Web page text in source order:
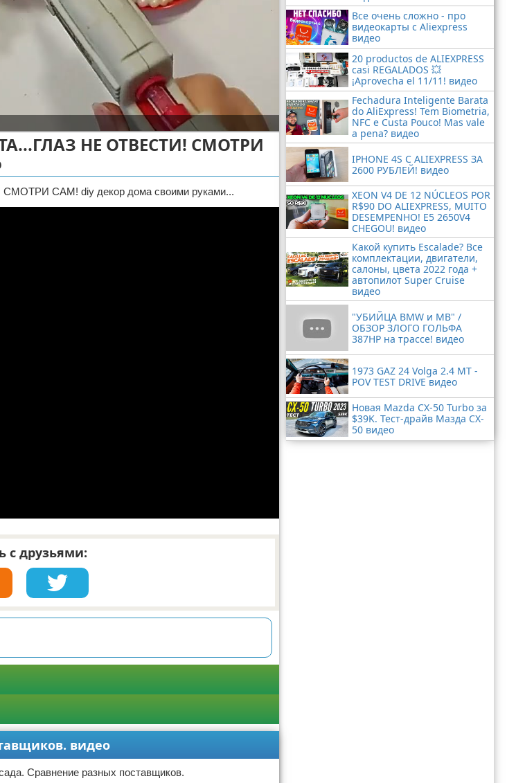
НЕ ОТВЕСТИ! СМОТРИ
САМ! diy декор дома своими руками...
с друзьями:
видео
Сравнение разных поставщиков.
Все очень сложно - про
видеокарты с Aliexpress
видео
20 productos de ALIEXPRESS
casi REGALADOS 💥
¡Aprovecha el 11/11! видео
Fechadura Inteligente Barata
do AliExpress! Tem Biometria,
NFC e Custa Pouco! Mas vale
a pena? видео
IPHONE 4S С ALIEXPRESS ЗА
2600 РУБЛЕЙ! видео
XEON V4 DE 12 NÚCLEOS POR
R$90 DO ALIEXPRESS, MUITO
DESEMPENHO! E5 2650V4
CHEGOU! видео
Какой купить Escalade? Все
комплектации, двигатели,
салоны, цвета 2022 года +
автопилот Super Cruise
видео
"УБИЙЦА BMW и MB" /
ОБЗОР ЗЛОГО ГОЛЬФА
387HP на трассе! видео
1973 GAZ 24 Volga 2.4 MT -
POV TEST DRIVE видео
Новая Mazda CX-50 Turbo за
$39K. Тест-драйв Мазда CX-
50 видео